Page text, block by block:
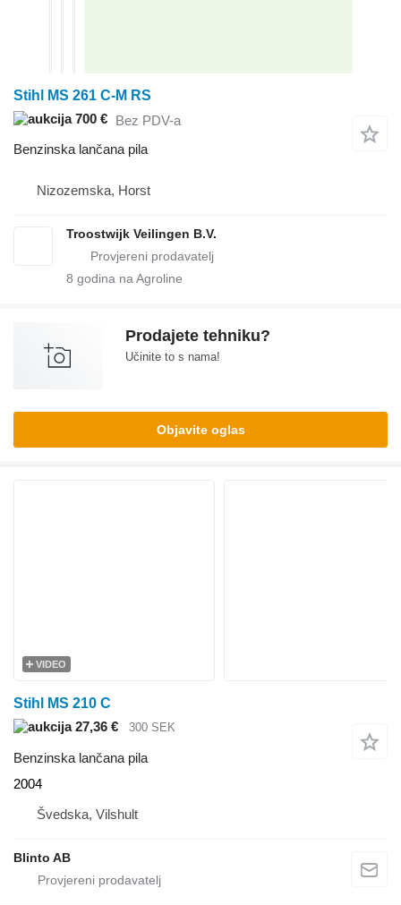
Stihl MS 261 C-M RS
700 € Bez PDV-a
Benzinska lančana pila
Nizozemska, Horst
Troostwijk Veilingen B.V.
8 godina na Agroline
Prodajete tehniku?
Učinite to s nama!
Objavite oglas
VIDEO
Stihl MS 210 C
27,36 €
300 SEK
Benzinska lančana pila
2004
Švedska, Vilshult
Blinto AB